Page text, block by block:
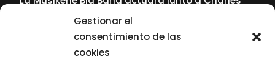
Gestionar el
consentimiento de las
cookies
Tolliver en el 61 Jazzaldia